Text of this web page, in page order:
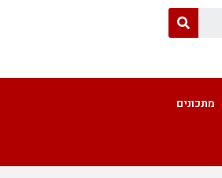
מתכונים